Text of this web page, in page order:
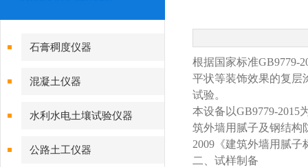
石膏稠度仪器
混凝土仪器
水利水电土壤试验仪器
公路土工仪器
根据国家标准GB9779-
平状等装饰效果的复层
试验。
本设备以GB9779-2015
筑外墙用腻子及钢结构
2009 《建筑外墙用腻
二、试样制备